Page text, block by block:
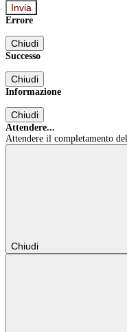
Errore
Chiudi
Successo
Chiudi
Informazione
Chiudi
Attendere...
Attendere il completamento
Chiudi